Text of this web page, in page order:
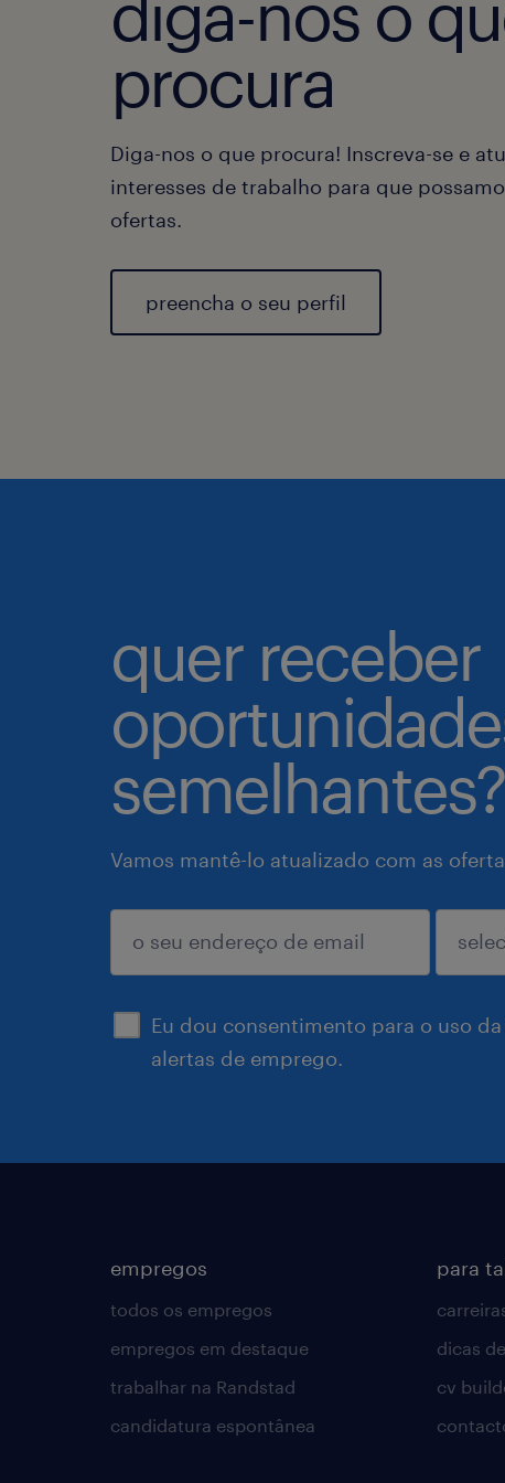
procura
Diga-nos o que procura! Inscreva-se e
interesses de trabalho para que
ofertas.
preencha o seu perfil
quer receber
semelhantes?
Vamos mantê-lo atualizado com as
Eu dou consentimento para o uso
alertas de emprego.
enviar
empregos
todos os empregos
empregos em destaque
trabalhar na Randstad
candidatura espontânea
para
dicas
cv